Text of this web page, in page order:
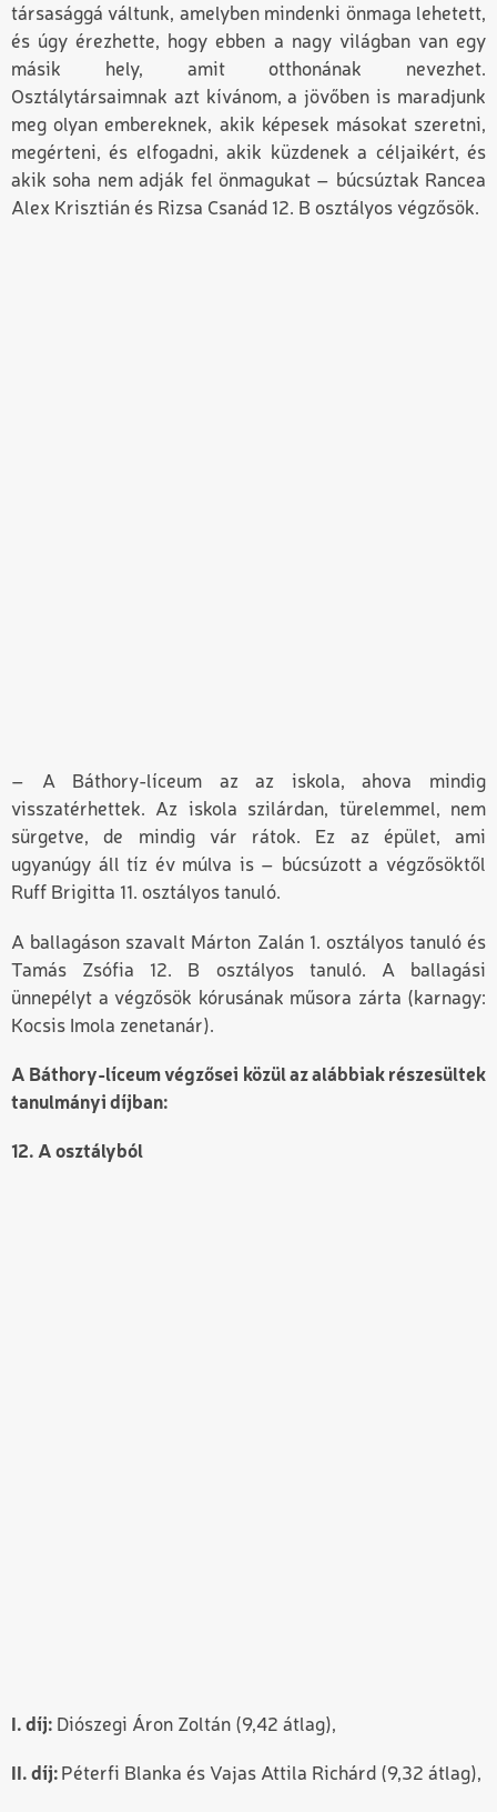
társasággá váltunk, amelyben mindenki önmaga lehetett,
és úgy érezhette, hogy ebben a nagy világban van egy
másik hely, amit otthonának nevezhet.
Osztálytársaimnak azt kívánom, a jövőben is maradjunk
meg olyan embereknek, akik képesek másokat szeretni,
megérteni, és elfogadni, akik küzdenek a céljaikért, és
akik soha nem adják fel önmagukat – búcsúztak Rancea
Alex Krisztián és Rizsa Csanád 12. B osztályos végzősök.
– A Báthory-líceum az az iskola, ahova mindig
visszatérhettek. Az iskola szilárdan, türelemmel, nem
sürgetve, de mindig vár rátok. Ez az épület, ami
ugyanúgy áll tíz év múlva is – búcsúzott a végzősöktől
Ruff Brigitta 11. osztályos tanuló.
A ballagáson szavalt Márton Zalán 1. osztályos tanuló és
Tamás Zsófia 12. B osztályos tanuló. A ballagási
ünnepélyt a végzősök kórusának műsora zárta (karnagy:
Kocsis Imola zenetanár).
A Báthory-líceum végzősei közül az alábbiak részesültek
tanulmányi díjban:
12. A osztályból
I. díj: Diószegi Áron Zoltán (9,42 átlag),
II. díj: Péterfi Blanka és Vajas Attila Richárd (9,32 átlag),